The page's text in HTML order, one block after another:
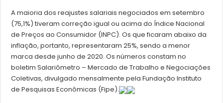
A maioria dos reajustes salariais negociados em setembro
(75,1%) tiveram correção igual ou acima do Índice Nacional
de Preços ao Consumidor (INPC). Os que ficaram abaixo da
inflação, portanto, representaram 25%, sendo a menor
marca desde junho de 2020. Os números constam no
boletim Salariômetro – Mercado de Trabalho e Negociações
Coletivas, divulgado mensalmente pela Fundação Instituto
de Pesquisas Econômicas (Fipe).